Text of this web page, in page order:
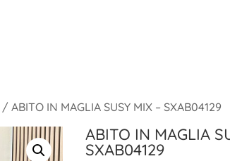
/ ABITO IN MAGLIA SUSY MIX – SXAB04129
ABITO IN MAGLIA
SXAB04129